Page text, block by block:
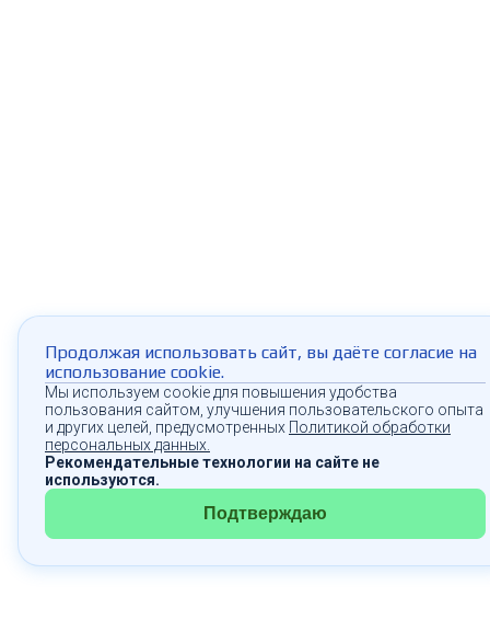
Продолжая использовать сайт, вы даёте согласие на
использование cookie.
Мы используем cookie для повышения удобства
пользования сайтом, улучшения пользовательского опыта
и других целей, предусмотренных Политикой обработки
персональных данных.
Рекомендательные технологии на сайте не
используются.
Подтверждаю